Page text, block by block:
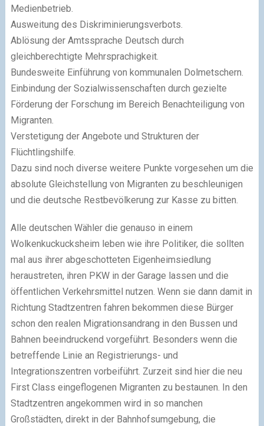
Medienbetrieb.
Ausweitung des Diskriminierungsverbots.
Ablösung der Amtssprache Deutsch durch
gleichberechtigte Mehrsprachigkeit.
Bundesweite Einführung von kommunalen Dolmetschern.
Einbindung der Sozialwissenschaften durch gezielte
Förderung der Forschung im Bereich Benachteiligung von
Migranten.
Verstetigung der Angebote und Strukturen der
Flüchtlingshilfe.
Dazu sind noch diverse weitere Punkte vorgesehen um die
absolute Gleichstellung von Migranten zu beschleunigen
und die deutsche Restbevölkerung zur Kasse zu bitten.
Alle deutschen Wähler die genauso in einem
Wolkenkuckucksheim leben wie ihre Politiker, die sollten
mal aus ihrer abgeschotteten Eigenheimsiedlung
heraustreten, ihren PKW in der Garage lassen und die
öffentlichen Verkehrsmittel nutzen. Wenn sie dann damit in
Richtung Stadtzentren fahren bekommen diese Bürger
schon den realen Migrationsandrang in den Bussen und
Bahnen beeindruckend vorgeführt. Besonders wenn die
betreffende Linie an Registrierungs- und
Integrationszentren vorbeiführt. Zurzeit sind hier die neu
First Class eingeflogenen Migranten zu bestaunen. In den
Stadtzentren angekommen wird in so manchen
Großstädten, direkt in der Bahnhofsumgebung, die